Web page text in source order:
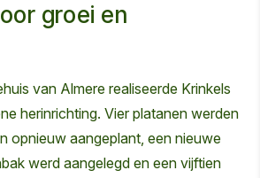
groei en
van Almere realiseerde Krinkels
herinrichting. Vier platanen werden
opnieuw aangeplant, een nieuwe
werd aangelegd en een vijftien